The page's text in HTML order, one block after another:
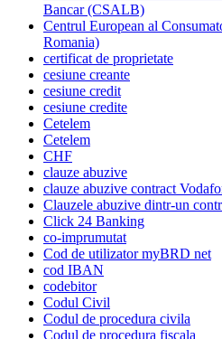
Bancar (CSALB)
Centrul European al
Romania)
certificat de proprietate
cesiune creante
cesiune credit
cesiune credite
Cetelem
Cetelem
CHF
clauze abuzive
clauze abuzive contract
Clauzele abuzive dintr-un
Click 24 Banking
co-imprumutat
Cod de utilizator myBRD net
cod IBAN
codebitor
Codul Civil
Codul de procedura civila
Codul de procedura fiscala